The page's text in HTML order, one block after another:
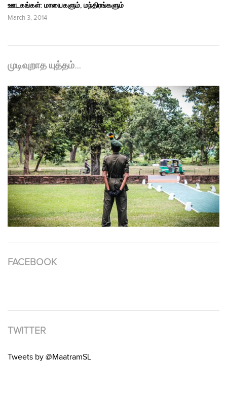
ஊடகங்கள்: மாயைகளும், மந்திரங்களும்
March 3, 2014
முடிவுறாத யுத்தம்…
FACEBOOK
TWITTER
Tweets by @MaatramSL